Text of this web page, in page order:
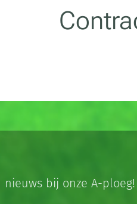
nieuws bij onze A-ploeg!